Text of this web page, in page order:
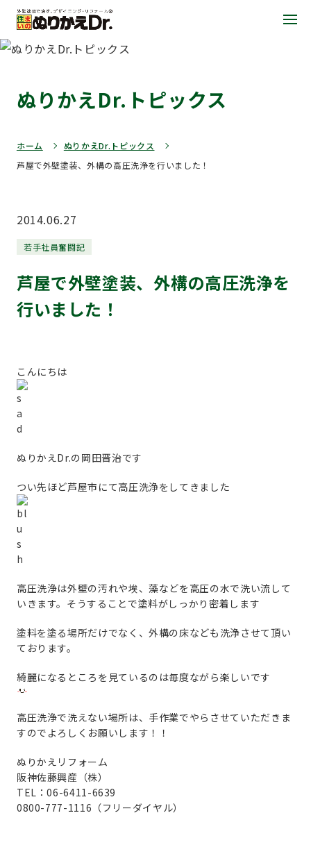
ぬりかえDr.トピックス
ホーム
ぬりかえDr.トピックス
芦屋で外壁塗装、外構の高圧洗浄を行いました！
2014.06.27
若手社員奮闘記
芦屋で外壁塗装、外構の高圧洗浄を
行いました！
こんにちは
ぬりかえDr.の岡田晋治です
つい先ほど芦屋市にて高圧洗浄をしてきました
高圧洗浄は外壁の汚れや埃、藻などを高圧の水で洗い流して
いきます。そうすることで塗料がしっかり密着します
塗料を塗る場所だけでなく、外構の床なども洗浄させて頂い
ております。
綺麗になるところを見ているのは毎度ながら楽しいです
高圧洗浄で洗えない場所は、手作業でやらさせていただきま
すのでよろしくお願いします！！
ぬりかえリフォーム
阪神佐藤興産（株）
TEL：06-6411-6639
0800-777-1116（フリーダイヤル）